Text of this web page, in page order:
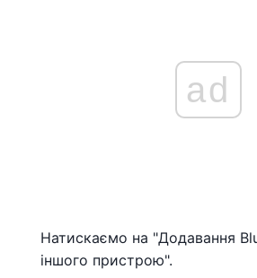
ad
Натискаємо на "Додавання
іншого пристрою".